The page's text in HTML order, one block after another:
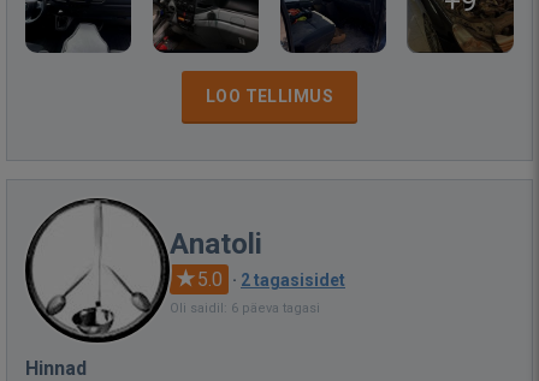
LOO TELLIMUS
Anatoli
5.0 · 2 tagasisidet
Oli saidil: 6 päeva tagasi
Hinnad